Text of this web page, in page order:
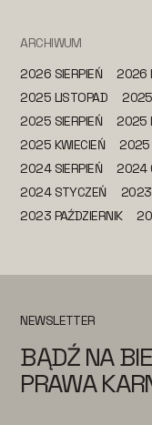
ARCHIWUM
2026 SIERPIEŃ
2026
2025 LISTOPAD
2025
2025 SIERPIEŃ
2025
2025 KWIECIEŃ
2025
2024 SIERPIEŃ
2024
2024 STYCZEŃ
2023
2023 PAŹDZIERNIK
NEWSLETTER
BĄDŹ NA
PRAWA